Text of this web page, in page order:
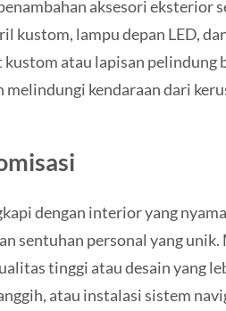
aksesori eksterior
kustom, lampu depan LED,
atau lapisan pelindung
kendaraan dari
dengan interior yang
sentuhan personal yang unik.
tinggi atau desain yang
atau instalasi sistem